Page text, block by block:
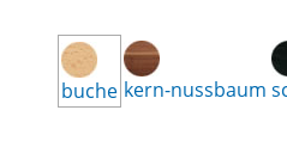
buche kern-nussbaum